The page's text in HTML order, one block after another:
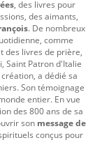
, des livres pour
des aimants,
. De nombreux
comme
des livres de prière,
Saint Patron d'Italie
a dédié sa
Son témoignage
entier. En vue
des 800 ans de sa
son message de
conçus pour